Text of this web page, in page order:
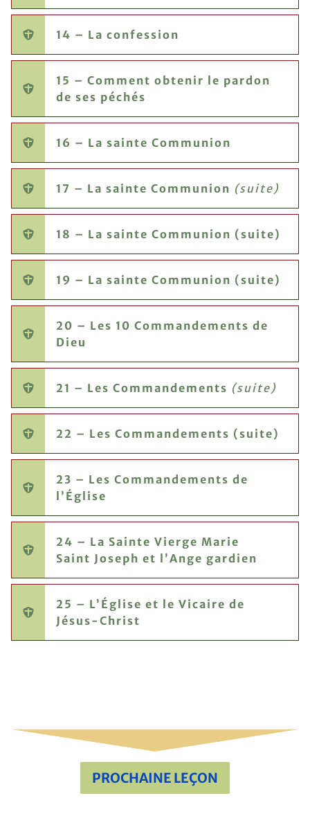
14 – La confession
15 – Comment obtenir le pardon
de ses péchés
16 – La sainte Communion
17 – La sainte Communion (suite)
18 – La sainte Communion (suite)
19 – La sainte Communion (suite)
20 – Les 10 Commandements de
Dieu
21 – Les Commandements (suite)
22 – Les Commandements (suite)
23 – Les Commandements de
l’Église
24 – La Sainte Vierge Marie
Saint Joseph et l’Ange gardien
25 – L’Église et le Vicaire de
Jésus-Christ
PROCHAINE LEÇON